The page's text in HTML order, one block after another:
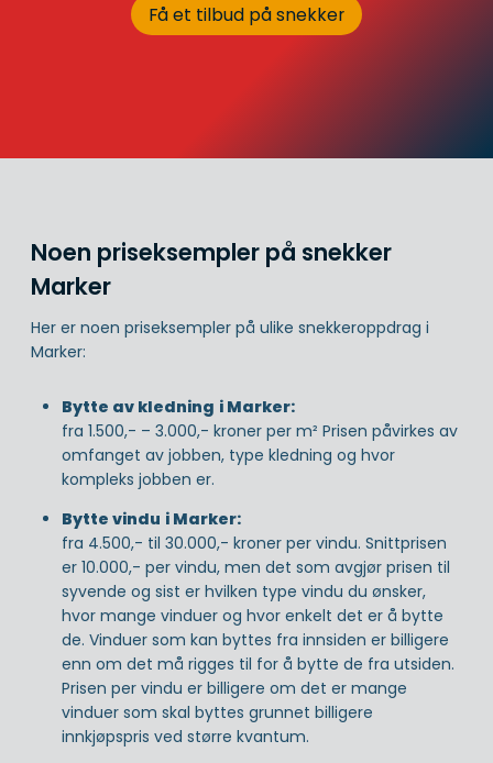
Få et tilbud på snekker
Noen priseksempler på snekker
Marker
Her er noen priseksempler på ulike snekkeroppdrag i
Marker:
Bytte av kledning i Marker:
fra 1.500,- – 3.000,- kroner per m² Prisen påvirkes av
omfanget av jobben, type kledning og hvor
kompleks jobben er.
Bytte vindu i Marker:
fra 4.500,- til 30.000,- kroner per vindu. Snittprisen
er 10.000,- per vindu, men det som avgjør prisen til
syvende og sist er hvilken type vindu du ønsker,
hvor mange vinduer og hvor enkelt det er å bytte
de. Vinduer som kan byttes fra innsiden er billigere
enn om det må rigges til for å bytte de fra utsiden.
Prisen per vindu er billigere om det er mange
vinduer som skal byttes grunnet billigere
innkjøpspris ved større kvantum.